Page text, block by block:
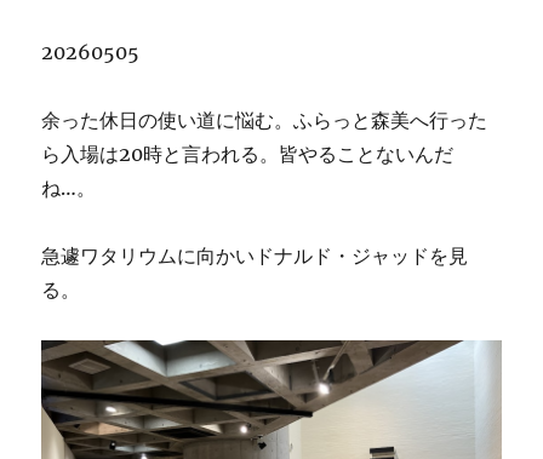
20260505
余った休日の使い道に悩む。ふらっと森美へ行った
ら入場は20時と言われる。皆やることないんだ
ね…。
急遽ワタリウムに向かいドナルド・ジャッドを見
る。